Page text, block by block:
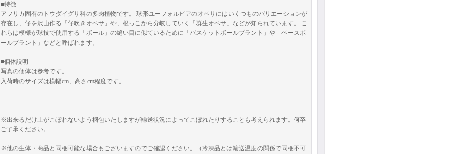
■特徴
アフリカ固有のトウダイグサ科の多肉植物です。 球形ユーフォルビアのオベサにはいくつものバリエーションが
存在し、仔を沢山作る「仔吹きオベサ」や、根っこから分岐していく「群生オベサ」などが知られています。 こ
れらは模様が球技で使用する「ボール」の縫い目に似ているために「バスケットボールプラント」や「ベースボ
ールプラント」などと呼ばれます。
■個体説明
写真の個体は参考です。
入荷時のサイズは横幅cm、高さcm程度です。
※出来るだけ土がこぼれないよう梱包いたしますが輸送状況によってこぼれたりすることも考えられます。何卒
ご了承ください。
※他の生体・商品と同梱可能な場合もございますのでご確認ください。（冷凍品とは輸送温度の関係で同梱不可